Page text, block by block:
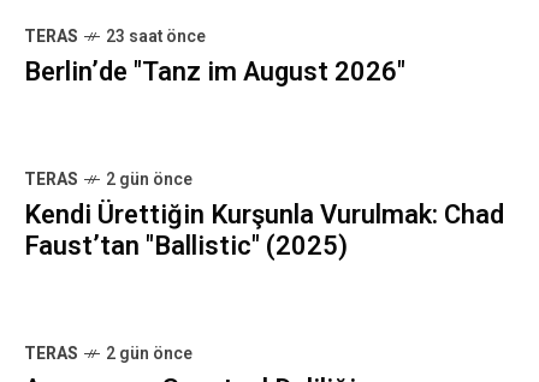
TERAS 23 saat önce
Berlin’de "Tanz im August 2026"
TERAS 2 gün önce
Kendi Ürettiğin Kurşunla Vurulmak: Chad
Faust’tan "Ballistic" (2025)
TERAS 2 gün önce